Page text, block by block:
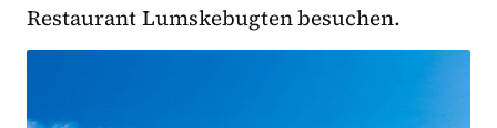
Restaurant Lumskebugten besuchen.